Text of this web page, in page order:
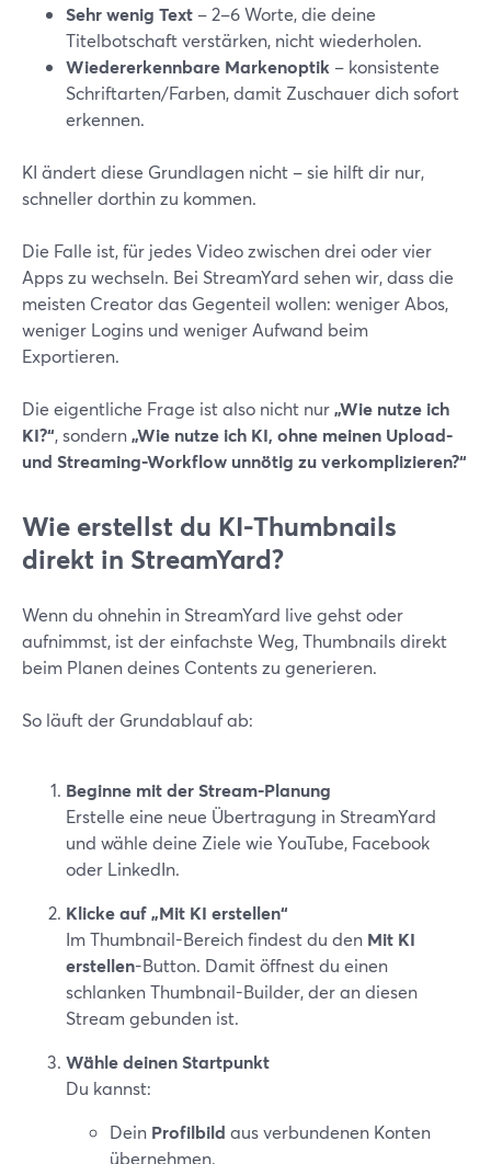
Sehr wenig Text – 2–6 Worte, die deine
Titelbotschaft verstärken, nicht wiederholen.
Wiedererkennbare Markenoptik – konsistente
Schriftarten/Farben, damit Zuschauer dich sofort
erkennen.
KI ändert diese Grundlagen nicht – sie hilft dir nur,
schneller dorthin zu kommen.
Die Falle ist, für jedes Video zwischen drei oder vier
Apps zu wechseln. Bei StreamYard sehen wir, dass die
meisten Creator das Gegenteil wollen: weniger Abos,
weniger Logins und weniger Aufwand beim
Exportieren.
Die eigentliche Frage ist also nicht nur„Wie nutze ich
KI?“, sondern„Wie nutze ich KI, ohne meinen Upload-
und Streaming-Workflow unnötig zu verkomplizieren?“
Wie erstellst du KI-Thumbnails
direkt in StreamYard?
Wenn du ohnehin in StreamYard live gehst oder
aufnimmst, ist der einfachste Weg, Thumbnails direkt
beim Planen deines Contents zu generieren.
So läuft der Grundablauf ab:
Beginne mit der Stream-Planung
Erstelle eine neue Übertragung in StreamYard
und wähle deine Ziele wie YouTube, Facebook
oder LinkedIn.
Klicke auf „Mit KI erstellen“
Im Thumbnail-Bereich findest du den Mit KI
erstellen-Button. Damit öffnest du einen
schlanken Thumbnail-Builder, der an diesen
Stream gebunden ist.
Wähle deinen Startpunkt
Du kannst:
Dein Profilbild aus verbundenen Konten
übernehmen.